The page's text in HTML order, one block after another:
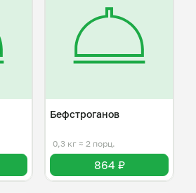
Бефстроганов
0,3 кг ≈ 2 порц.
864 ₽